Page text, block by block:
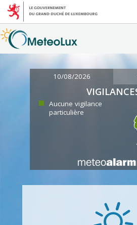
10/08/2026
Aucune vigilance
particulière